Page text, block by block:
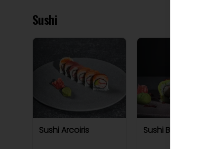
Sushi
Sushi Arcoiris Sushi Buddha roll